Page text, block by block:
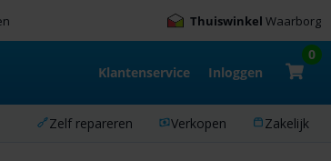
Thuiswinkel Waarborg
Klantenservice Inloggen
0
Zelf repareren Verkopen Zakelijk